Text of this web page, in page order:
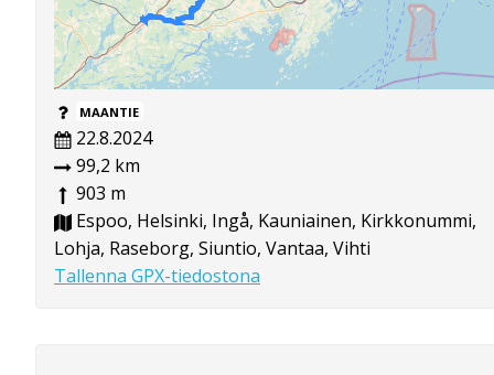
MAANTIE
22.8.2024
99,2 km
903 m
Espoo, Helsinki, Ingå, Kauniainen, Kirkkonummi,
Lohja, Raseborg, Siuntio, Vantaa, Vihti
Tallenna GPX-tiedostona